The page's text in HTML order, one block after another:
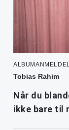
Tobias Rahim
Når du
ikke bare til